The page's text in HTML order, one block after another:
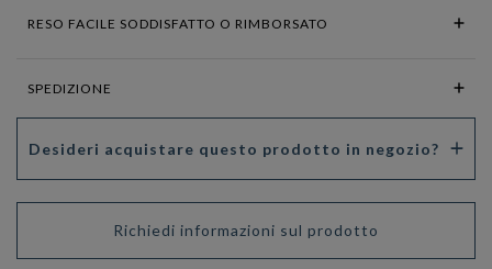
RESO FACILE SODDISFATTO O RIMBORSATO
SPEDIZIONE
Desideri acquistare questo prodotto in negozio?
Richiedi informazioni sul prodotto